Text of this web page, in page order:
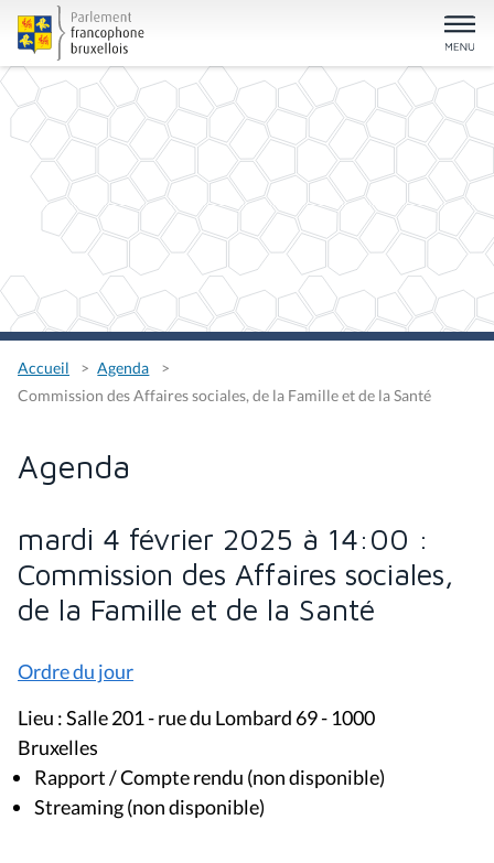
Accueil
Agenda
Commission des Affaires sociales, de la Famille et de la Santé
Agenda
mardi 4 février 2025 à 14:00 :
Commission des Affaires sociales,
de la Famille et de la Santé
Ordre du jour
Lieu : Salle 201 - rue du Lombard 69 - 1000
Bruxelles
Rapport / Compte rendu (non disponible)
Streaming (non disponible)